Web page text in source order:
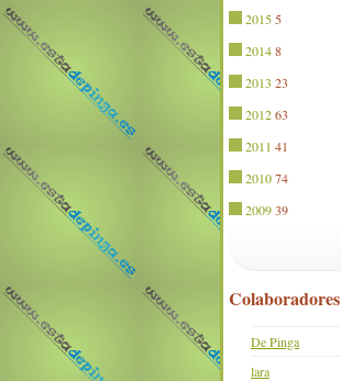
2015 5
20148
2013 23
201263
2011 41
201074
200939
Colaboradores
De Pinga
lara